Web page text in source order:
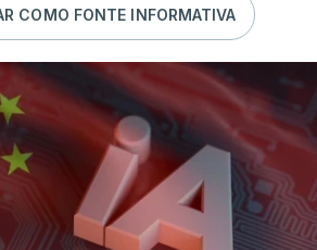
COMO FONTE INFORMATIVA